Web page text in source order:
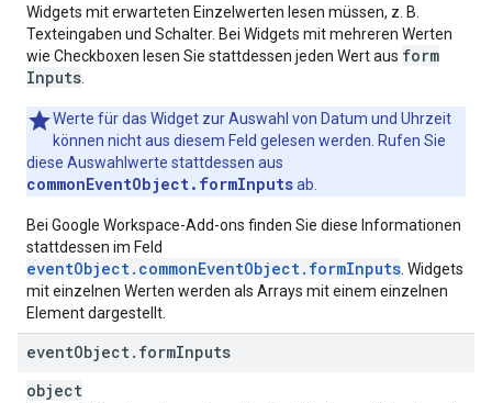
Widgets mit erwarteten Einzelwerten lesen müssen, z. B.
Texteingaben und Schalter. Bei Widgets mit mehreren Werten
wie Checkboxen lesen Sie stattdessen jeden Wert aus form
Inputs
Werte für das Widget zur Auswahl von Datum und Uhrzeit
können nicht aus diesem Feld gelesen werden. Rufen Sie
diese Auswahlwerte stattdessen aus
commonEventObject.formInputsab.
Bei Google Workspace-Add-ons finden Sie diese Informationen
stattdessen im Feld
eventObject.commonEventObject.formInputs . Widgets
mit einzelnen Werten werden als Arrays mit einem einzelnen
Element dargestellt.
eventObject. formInputs
object